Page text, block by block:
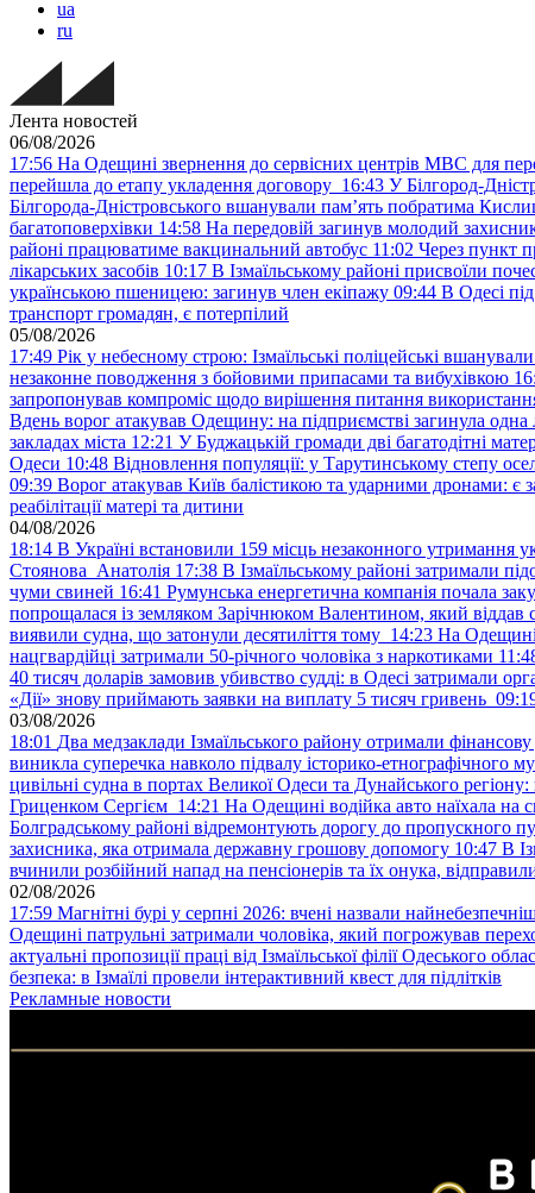
ua
ru
Лента новостей
06/08/2026
17:56 На Одещині звернення до сервісних центрів МВС для
перейшла до етапу укладення договору 16:43 У Білгород-
Білгорода-Дністровського вшанували пам’ять побратима
багатоповерхівки 14:58 На передовій загинув молодий
районі працюватиме вакцинальний автобус 11:02 Через пункт
лікарських засобів 10:17 В Ізмаїльському районі присвоїли
українською пшеницею: загинув член екіпажу 09:44 В Одесі
транспорт громадян, є потерпілий
05/08/2026
17:49 Рік у небесному строю: Ізмаїльські поліцейські
незаконне поводження з бойовими припасами та вибухівкою
запропонував компроміс щодо вирішення питання
Вдень ворог атакував Одещину: на підприємстві загинула
закладах міста 12:21 У Буджацькій громади дві багатодітні
Одеси 10:48 Відновлення популяції: у Тарутинському степу
09:39 Ворог атакував Київ балістикою та ударними дронами: є
реабілітації матері та дитини
04/08/2026
18:14 В Україні встановили 159 місць незаконного утримання
Стоянова Анатолія 17:38 В Ізмаїльському районі затримали
чуми свиней 16:41 Румунська енергетична компанія почала
попрощалася із земляком Зарічнюком Валентином, який віддав
виявили судна, що затонули десятиліття тому 14:23 На Одещині
нацгвардійці затримали 50-річного чоловіка з наркотиками
40 тисяч доларів замовив убивство судді: в Одесі затримали
«Дії» знову приймають заявки на виплату 5 тисяч гривень
03/08/2026
18:01 Два медзаклади Ізмаїльського району отримали
виникла суперечка навколо підвалу історико-етнографічного
цивільні судна в портах Великої Одеси та Дунайського
Гриценком Сергієм 14:21 На Одещині водійка авто наїхала на
Болградському районі відремонтують дорогу до пропускного
захисника, яка отримала державну грошову допомогу 10:47 В
вчинили розбійний напад на пенсіонерів та їх онука,
02/08/2026
17:59 Магнітні бурі у серпні 2026: вчені назвали
Одещині патрульні затримали чоловіка, який погрожував
актуальні пропозиції праці від Ізмаїльської філії Одеського
безпека: в Ізмаїлі провели інтерактивний квест для підлітків
Рекламные новости